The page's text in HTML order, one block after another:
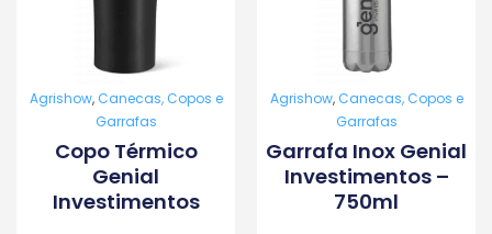
Agrishow, Canecas, Copos e
Garrafas
Copo Térmico
Genial
Investimentos
Agrishow, Canecas, Copos e
Garrafas
Garrafa Inox Genial
Investimentos –
750ml